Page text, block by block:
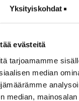
Yksityiskohdat
evästeitä
tarjoamamme
median
median,
merkittävänä
Monet muutkin
esiin
muun muassa
erityisesti
Olli